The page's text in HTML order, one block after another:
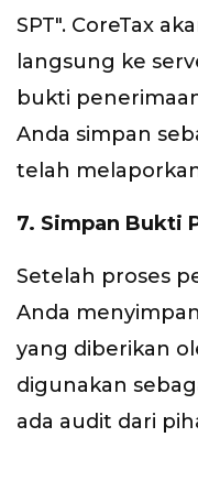
SPT". CoreTax
langsung ke
bukti
Anda simpan
telah
7. Simpan Bukti
Setelah proses
Anda
yang diberikan
digunakan
ada audit dari